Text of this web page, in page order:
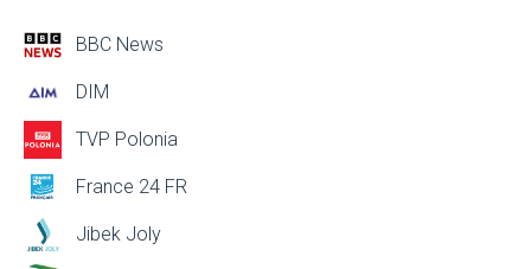
BBC News
DIM
TVP Polonia
France 24 FR
Jibek Joly